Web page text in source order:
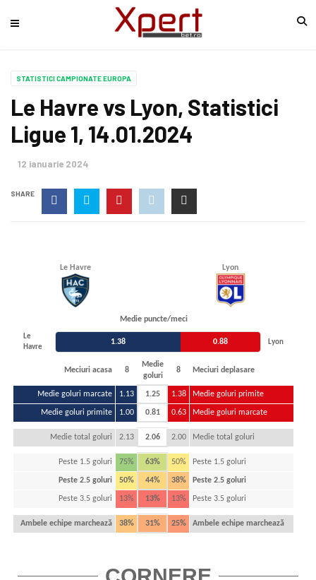
STATISTICI CAMPIONATE EUROPA
Le Havre vs Lyon, Statistici
Ligue 1, 14.01.2024
12 ianuarie 2024
SHARE
Le Havre Lyon
Medie puncte/meci
Le
Havre
1.38 0.88 Lyon
Meciuri acasa 8
Medie
goluri
8 Meciuri deplasare
Medie goluri marcate 1.13 1.25 1.38 Medie goluri primite
Medie goluri primite 1.00 0.81 0.63 Medie goluri marcate
Medie total goluri 2.13 2.06 2.00 Medie total goluri
Peste 1.5 goluri 75% 63% 50% Peste 1.5 goluri
Peste 2.5 goluri 50% 44% 38% Peste 2.5 goluri
Peste 3.5 goluri 13% 13% 13% Peste 3.5 goluri
Ambele echipe marchează 38% 31% 25% Ambele echipe marchează